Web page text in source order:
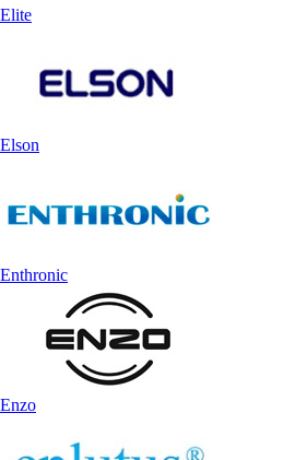
Elite
Elson
Enthronic
Enzo